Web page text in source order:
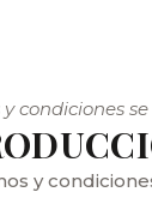
condiciones
y